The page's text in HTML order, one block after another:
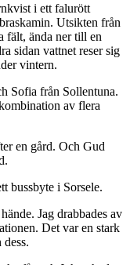
i ett falurött
Utsikten från
fält, ända ner till en
sidan vattnet reser sig
vintern.
Sofia från Sollentuna.
av flera
en gård. Och Gud
bussbyte i Sorsele.
Jag drabbades av
Det var en stark